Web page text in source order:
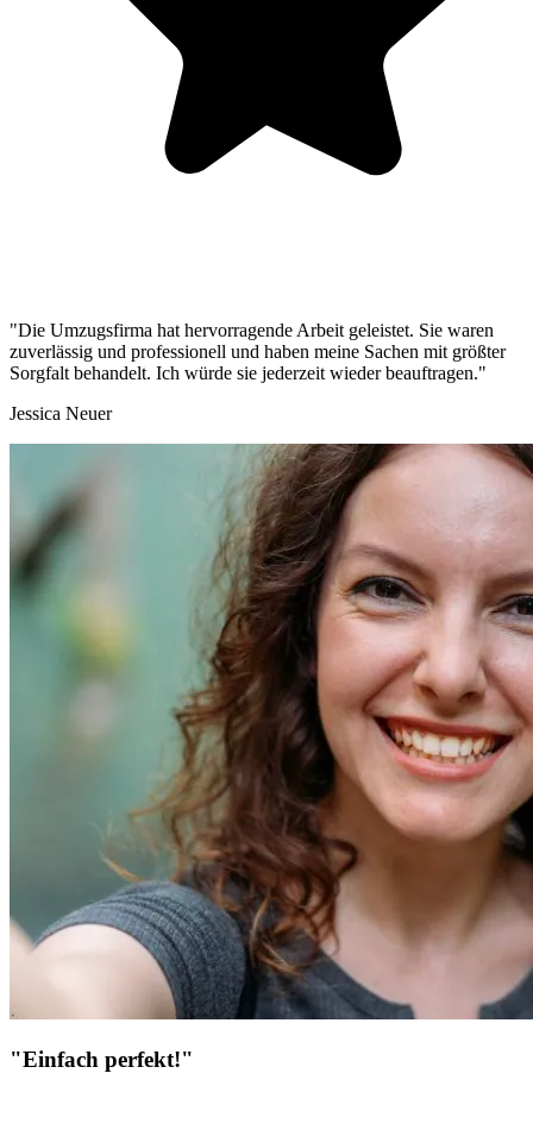
"Die Umzugsfirma hat hervorragende Arbeit geleistet. Sie waren
zuverlässig und professionell und haben meine Sachen mit größter
Sorgfalt behandelt. Ich würde sie jederzeit wieder beauftragen."
Jessica Neuer
"Einfach perfekt!"